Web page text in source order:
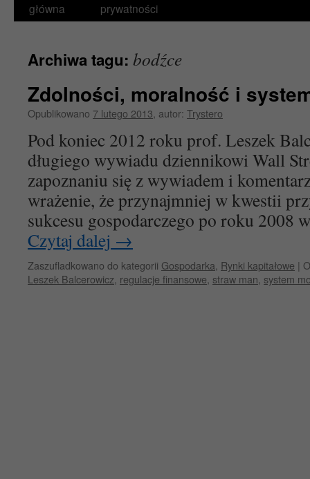
dogłówna
prywatności
Archiwa tagu: bodźce
Zdolności, moralność i
Opublikowano 7 lutego 2013 autor: Trystero
Pod koniec 2012 roku prof. Leszek
długiego wywiadu dziennikowi Wall
zapoznaniu się z wywiadem i
wrażenie, że przynajmniej w kwestii
sukcesu gospodarczego po roku 2008
Czytaj dalej →
Zaszufladkowano do kategorii Gospodarka Rynki kapitałowe |
Leszek Balcerowicz regulacje finansowe straw man system